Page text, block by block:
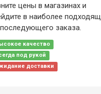
цены в магазинах и
в наиболее
заказа.
качество
под рукой
доставки